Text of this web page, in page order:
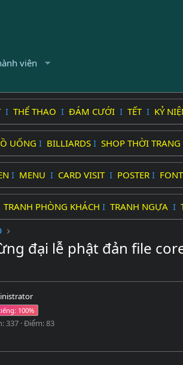
viên
I THỂ THAO I ĐÁM CƯỚI I TẾT I KỶ
UỐNG I BILLIARDS I SHOP THỜI TRANG
I MENU I CARD VISIT I POSTER I
TRANH PHÒNG KHÁCH I TRANH NGỰA I
đại lễ phật đản file
337 Điểm 83